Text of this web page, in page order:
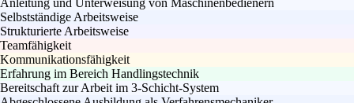
Selbstständige Arbeitsweise
Strukturierte Arbeitsweise
Teamfähigkeit
Kommunikationsfähigkeit
Erfahrung im Bereich Handlingstechnik
Bereitschaft zur Arbeit im 3-Schicht-System